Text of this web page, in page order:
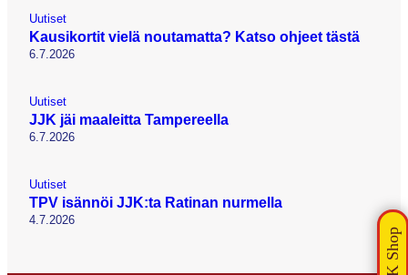
Uutiset
Kausikortit vielä noutamatta? Katso ohjeet tästä
6.7.2026
Uutiset
JJK jäi maaleitta Tampereella
6.7.2026
Uutiset
TPV isännöi JJK:ta Ratinan nurmella
4.7.2026